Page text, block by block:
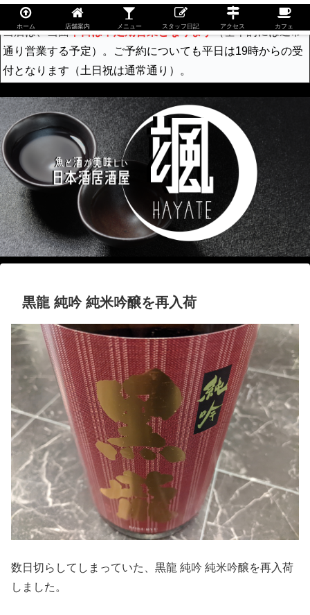
当店は、当面平日は不定期営業となります（基本的には通常
通り営業する予定）。ご予約についても平日は19時からの受
付となります（土日祝は通常通り）。
黒龍 純吟 純米吟醸を再入荷
数日切らしてしまっていた、黒龍 純吟 純米吟醸を再入荷
しました。
ホーム 店舗案内 メニュー スタッフ日記 アクセス カフェ